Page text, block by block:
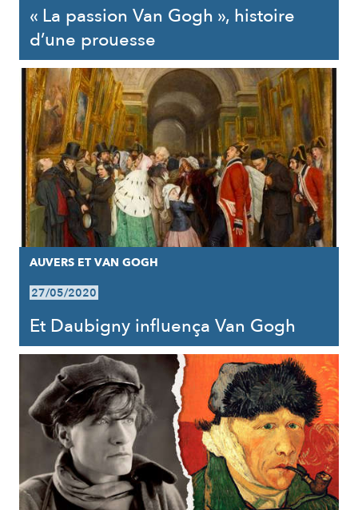
« La passion Van Gogh », histoire
d’une prouesse
AUVERS ET VAN GOGH
27/05/2020
Et Daubigny influença Van Gogh